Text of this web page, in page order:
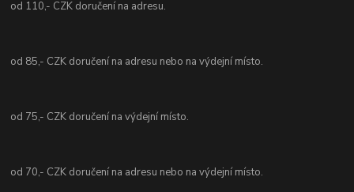
od 110,- CZK doručení na adresu.
od 85,- CZK doručení na adresu nebo na výdejní místo.
od 75,- CZK doručení na výdejní místo.
od 70,- CZK doručení na adresu nebo na výdejní místo.